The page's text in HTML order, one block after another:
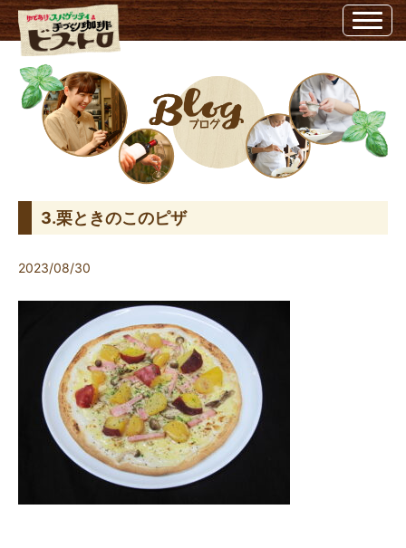
3.栗ときのこのピザ | ビストロ埼玉県越谷市のビストロ
3.栗ときのこのピザ
2023/08/30